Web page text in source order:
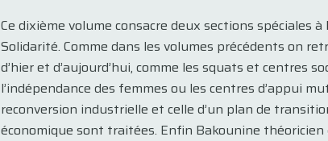
Ce dixième volume consacre deux sections spéciales
Solidarité. Comme dans les volumes précédents on
d’hier et d’aujourd’hui, comme les squats et centres
l’indépendance des femmes ou les centres d’appui
reconversion industrielle et celle d’un plan de
économique sont traitées. Enfin Bakounine théoricien